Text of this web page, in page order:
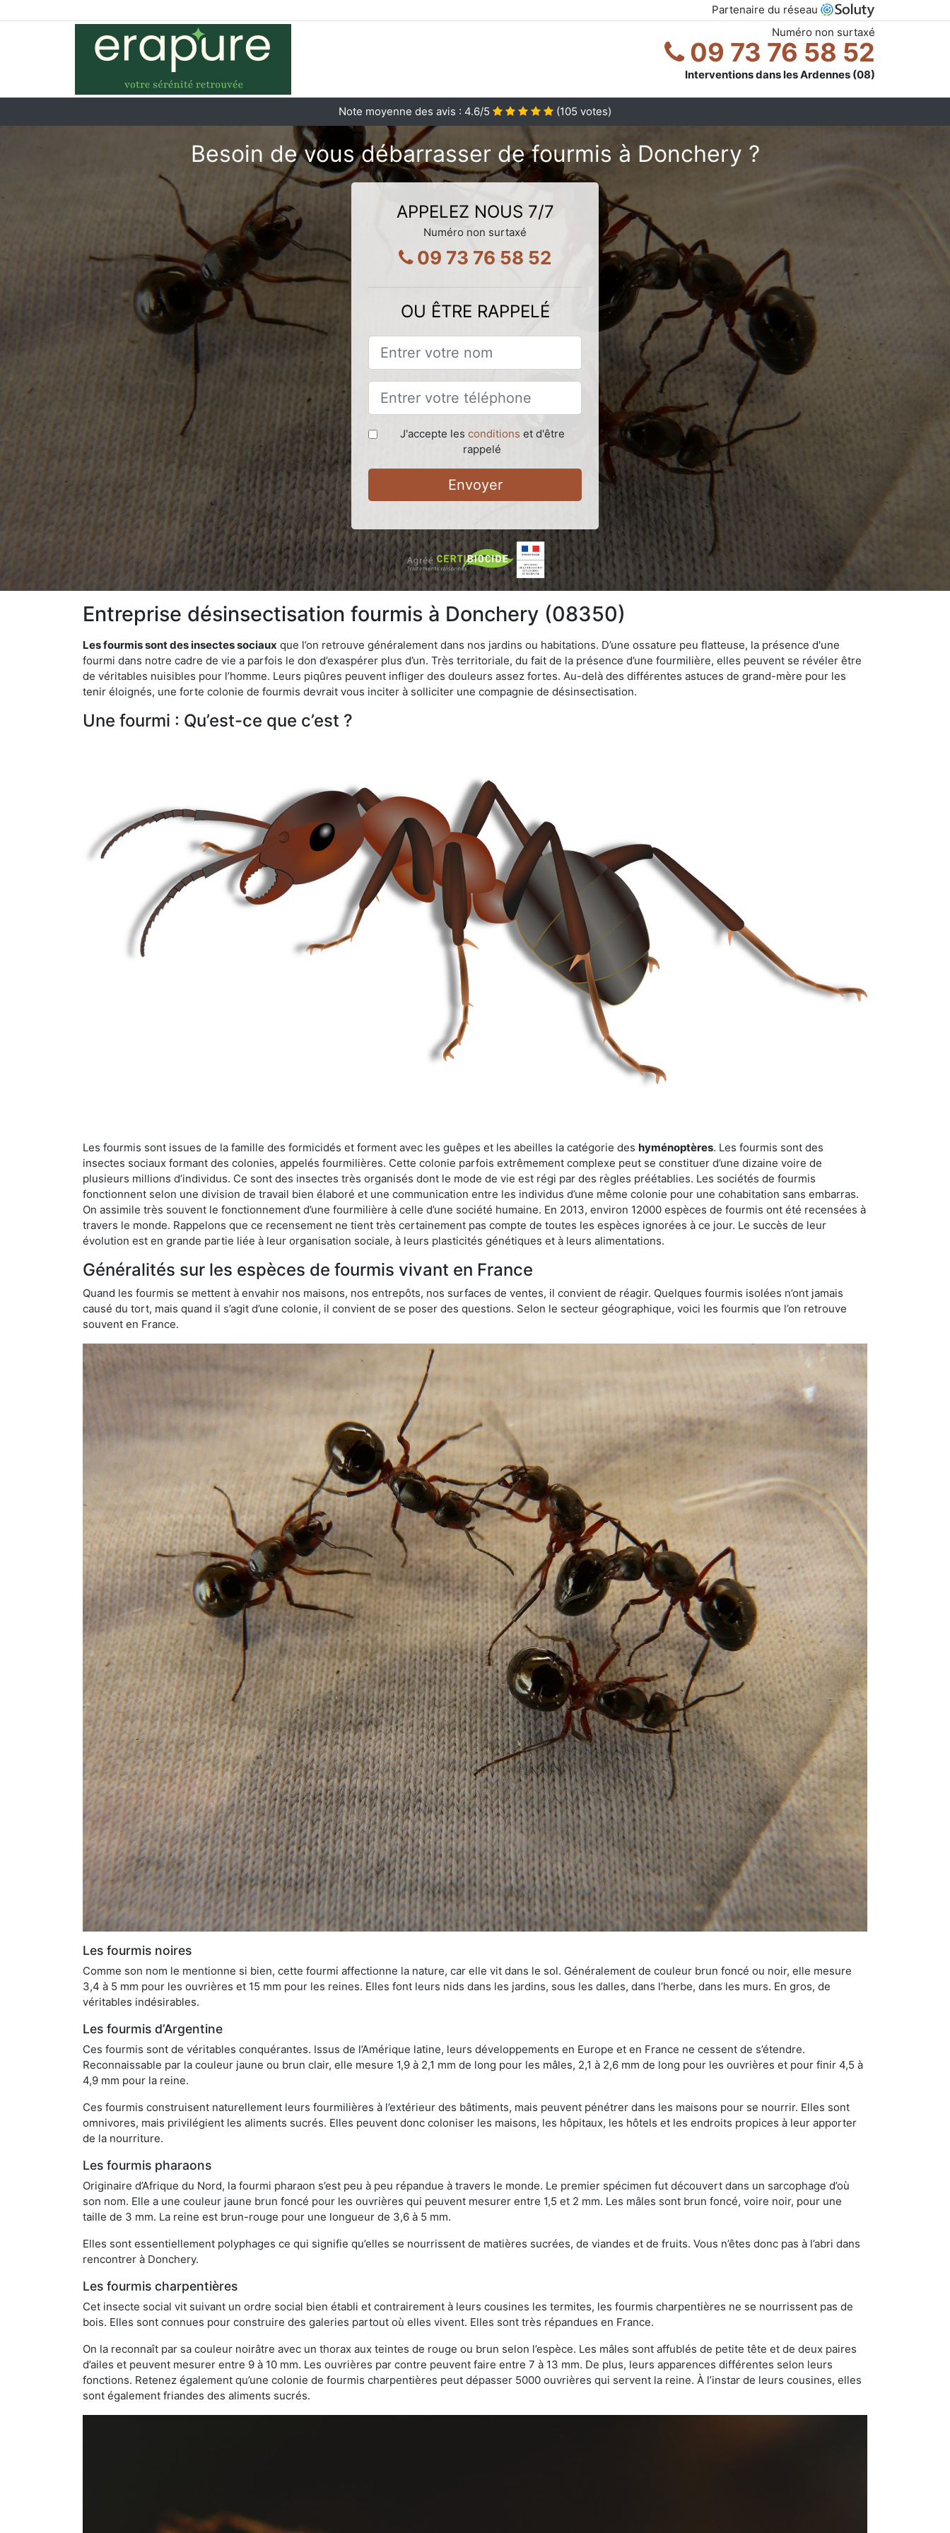
Partenaire du réseau
Numéro non surtaxé
09 73 76 58 52
Interventions dans les Ardennes (08)
Note moyenne des avis : 4.6/5 (105 votes)
Besoin de vous débarrasser de fourmis à Donchery ?
APPELEZ NOUS 7/7
Numéro non surtaxé
09 73 76 58 52
OU ÊTRE RAPPELÉ
J'accepte les conditions et d'être
rappelé
Envoyer
Entreprise désinsectisation fourmis à Donchery (08350)
Les fourmis sont des insectes sociaux que l’on retrouve généralement dans nos jardins ou habitations. D’une ossature peu flatteuse, la présence d'une
fourmi dans notre cadre de vie a parfois le don d’exaspérer plus d’un. Très territoriale, du fait de la présence d’une fourmilière, elles peuvent se révéler être
de véritables nuisibles pour l’homme. Leurs piqûres peuvent infliger des douleurs assez fortes. Au-delà des différentes astuces de grand-mère pour les
tenir éloignés, une forte colonie de fourmis devrait vous inciter à solliciter une compagnie de désinsectisation.
Une fourmi : Qu’est-ce que c’est ?
Les fourmis sont issues de la famille des formicidés et forment avec les guêpes et les abeilles la catégorie des hyménoptères. Les fourmis sont des
insectes sociaux formant des colonies, appelés fourmilières. Cette colonie parfois extrêmement complexe peut se constituer d’une dizaine voire de
plusieurs millions d’individus. Ce sont des insectes très organisés dont le mode de vie est régi par des règles préétablies. Les sociétés de fourmis
fonctionnent selon une division de travail bien élaboré et une communication entre les individus d’une même colonie pour une cohabitation sans embarras.
On assimile très souvent le fonctionnement d’une fourmilière à celle d’une société humaine. En 2013, environ 12000 espèces de fourmis ont été recensées à
travers le monde. Rappelons que ce recensement ne tient très certainement pas compte de toutes les espèces ignorées à ce jour. Le succès de leur
évolution est en grande partie liée à leur organisation sociale, à leurs plasticités génétiques et à leurs alimentations.
Généralités sur les espèces de fourmis vivant en France
Quand les fourmis se mettent à envahir nos maisons, nos entrepôts, nos surfaces de ventes, il convient de réagir. Quelques fourmis isolées n’ont jamais
causé du tort, mais quand il s’agit d’une colonie, il convient de se poser des questions. Selon le secteur géographique, voici les fourmis que l’on retrouve
souvent en France.
Les fourmis noires
Comme son nom le mentionne si bien, cette fourmi affectionne la nature, car elle vit dans le sol. Généralement de couleur brun foncé ou noir, elle mesure
3,4 à 5 mm pour les ouvrières et 15 mm pour les reines. Elles font leurs nids dans les jardins, sous les dalles, dans l’herbe, dans les murs. En gros, de
véritables indésirables.
Les fourmis d’Argentine
Ces fourmis sont de véritables conquérantes. Issus de l’Amérique latine, leurs développements en Europe et en France ne cessent de s’étendre.
Reconnaissable par la couleur jaune ou brun clair, elle mesure 1,9 à 2,1 mm de long pour les mâles, 2,1 à 2,6 mm de long pour les ouvrières et pour finir 4,5 à
4,9 mm pour la reine.
Ces fourmis construisent naturellement leurs fourmilières à l’extérieur des bâtiments, mais peuvent pénétrer dans les maisons pour se nourrir. Elles sont
omnivores, mais privilégient les aliments sucrés. Elles peuvent donc coloniser les maisons, les hôpitaux, les hôtels et les endroits propices à leur apporter
de la nourriture.
Les fourmis pharaons
Originaire d’Afrique du Nord, la fourmi pharaon s’est peu à peu répandue à travers le monde. Le premier spécimen fut découvert dans un sarcophage d’où
son nom. Elle a une couleur jaune brun foncé pour les ouvrières qui peuvent mesurer entre 1,5 et 2 mm. Les mâles sont brun foncé, voire noir, pour une
taille de 3 mm. La reine est brun-rouge pour une longueur de 3,6 à 5 mm.
Elles sont essentiellement polyphages ce qui signifie qu’elles se nourrissent de matières sucrées, de viandes et de fruits. Vous n’êtes donc pas à l’abri dans
rencontrer à Donchery.
Les fourmis charpentières
Cet insecte social vit suivant un ordre social bien établi et contrairement à leurs cousines les termites, les fourmis charpentières ne se nourrissent pas de
bois. Elles sont connues pour construire des galeries partout où elles vivent. Elles sont très répandues en France.
On la reconnaît par sa couleur noirâtre avec un thorax aux teintes de rouge ou brun selon l’espèce. Les mâles sont affublés de petite tête et de deux paires
d’ailes et peuvent mesurer entre 9 à 10 mm. Les ouvrières par contre peuvent faire entre 7 à 13 mm. De plus, leurs apparences différentes selon leurs
fonctions. Retenez également qu’une colonie de fourmis charpentières peut dépasser 5000 ouvrières qui servent la reine. À l’instar de leurs cousines, elles
sont également friandes des aliments sucrés.